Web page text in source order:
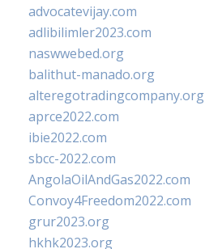
advocatevijay.com
adlibilimler2023.com
naswwebed.org
balithut-manado.org
alteregotradingcompany.org
aprce2022.com
ibie2022.com
sbcc-2022.com
AngolaOilAndGas2022.com
Convoy4Freedom2022.com
grur2023.org
hkhk2023.org